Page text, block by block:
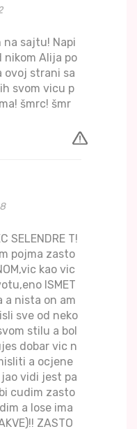
na sajtu! Napi
nikom Alija po
ovoj strani sa
svom vicu p
šmrc! šmr
SELENDRE T!
pojma zasto
kao vic
ISMET
a nista on am
sve od neko
stilu a bol
dobar vic n
a ocjene
vidi jest pa
cudim zasto
a lose ima
ZASTO